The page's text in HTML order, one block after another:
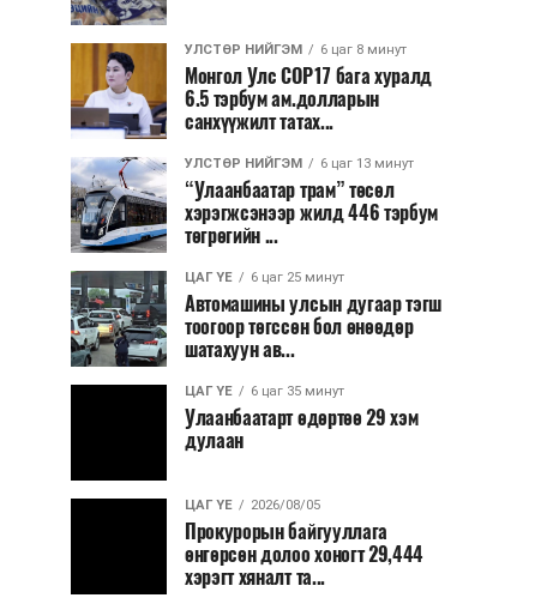
УЛСТӨР НИЙГЭМ 6 цаг 8 минут
Монгол Улс COP17 бага хуралд
6.5 тэрбум ам.долларын
санхүүжилт татах...
УЛСТӨР НИЙГЭМ 6 цаг 13 минут
“Улаанбаатар трам” төсөл
хэрэгжсэнээр жилд 446 тэрбум
төгрөгийн ...
ЦАГ ҮЕ 6 цаг 25 минут
Автомашины улсын дугаар тэгш
тоогоор төгссөн бол өнөөдөр
шатахуун ав...
ЦАГ ҮЕ 6 цаг 35 минут
Улаанбаатарт өдөртөө 29 хэм
дулаан
ЦАГ ҮЕ 2026/08/05
Прокурорын байгууллага
өнгөрсөн долоо хоногт 29,444
хэрэгт хяналт та...